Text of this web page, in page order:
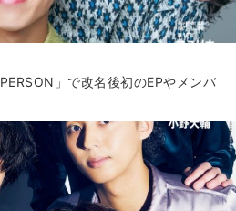
」で改名後初のEPやメンバ